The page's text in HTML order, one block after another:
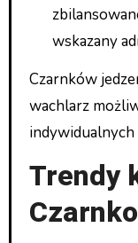
wskazany
Czarnków
wachlarz
Trendy